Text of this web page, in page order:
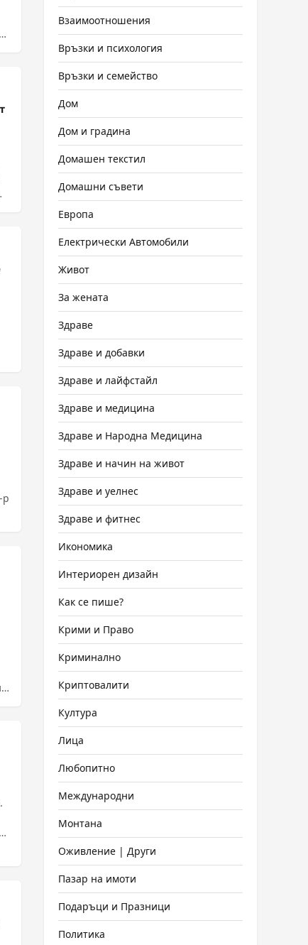
р
Взаимоотношения
Връзки и психология
Връзки и семейство
Дом
Дом и градина
Домашен текстил
Домашни съвети
Европа
Електрически Автомобили
Живот
За жената
Здраве
Здраве и добавки
Здраве и лайфстайл
Здраве и медицина
Здраве и Народна Медицина
Здраве и начин на живот
Здраве и уелнес
Здраве и фитнес
Икономика
Интериорен дизайн
Как се пише?
Крими и Право
Криминално
Криптовалити
Култура
Лица
Любопитно
Международни
Монтана
Оживление | Други
Пазар на имоти
Подаръци и Празници
Политика